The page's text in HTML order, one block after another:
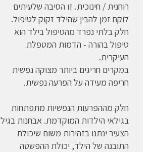
רוחנית / חינוכית. זו הסיבה שלעיתים
לוקח זמן להבין שהילד זקוק לטיפול.
חלק בלתי נפרד מהטיפול בילד הוא
טיפול בהורה - הדמות המטפלת
העיקרית.
במקרים חריגים ביותר מצוקה נפשית
חריפה מעידה על הפרעה נפשית.
חלק מההפרעות הנפשיות מתפתחות
בגילאי הילדות המוקדמת. אבחנות בגיל
הצעיר ינתנו בזהירות משום שיכולת
התובנה של הילד, יכולת ההפשטה